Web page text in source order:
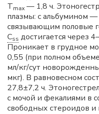
Tmax — 1,8 ч.
плазмы: с альбумином
связывающим половые
Css достигается через
Проникает в грудное
0,55 (при полном
мл/кг/сут
мкг). В равновесном
27,8±7,2 ч.
с мочой и фекалиями в
свободных стероидов и